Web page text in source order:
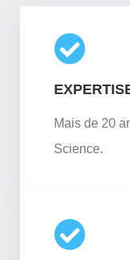
Mais de 20
Science.